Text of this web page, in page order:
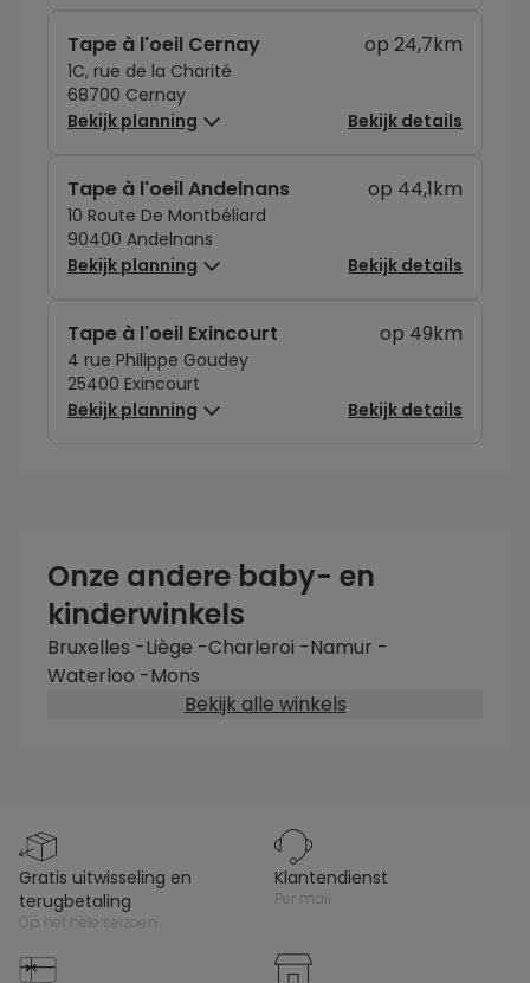
Tape à l'oeil Cernay
1C, rue de la Charité
68700 Cernay
op 24,7km
Bekijk planning Bekijk details
Tape à l'oeil Andelnans
10 Route De Montbéliard
90400 Andelnans
op 44,1km
Bekijk planning Bekijk details
Tape à l'oeil Exincourt
4 rue Philippe Goudey
25400 Exincourt
op 49km
Bekijk planning Bekijk details
Onze andere baby- en
kinderwinkels
Bruxelles -Liège -Charleroi -Namur -
Waterloo -Mons
Bekijk alle winkels
gratis uitwisseling en
terugbetaling
op het hele seizoen
klantendienst
per mail